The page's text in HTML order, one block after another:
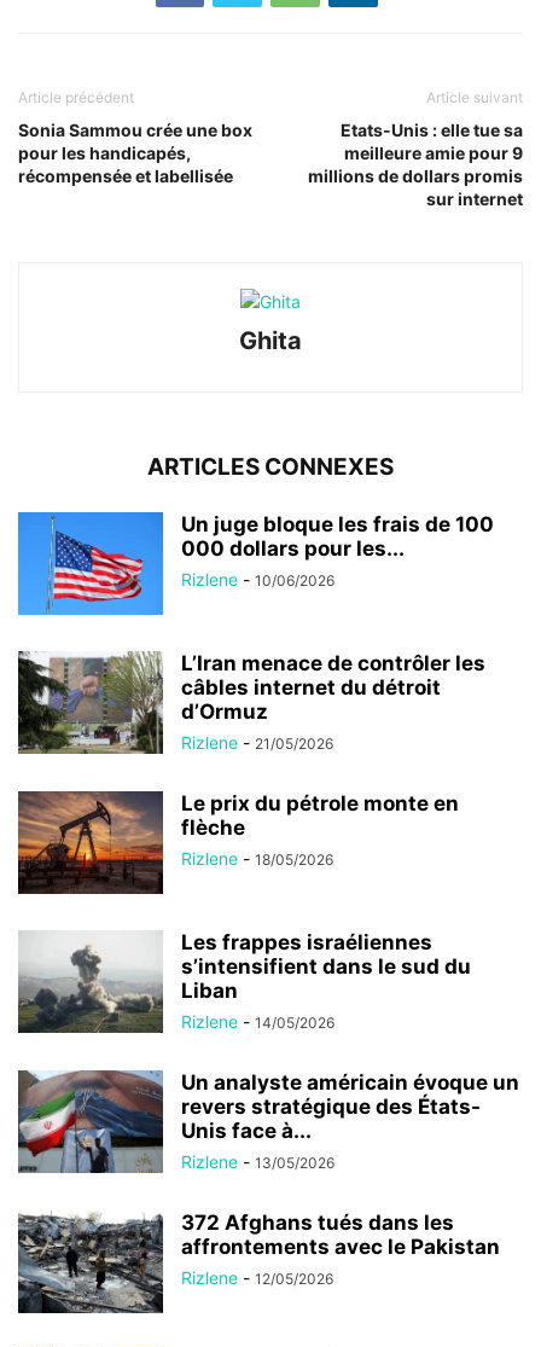
Article précédent
Sonia Sammou crée une box
pour les handicapés,
récompensée et labellisée
Article suivant
Etats-Unis : elle tue sa
meilleure amie pour 9
millions de dollars promis
sur internet
Ghita
ARTICLES CONNEXES
Un juge bloque les frais de 100
000 dollars pour les...
Rizlene - 10/06/2026
L’Iran menace de contrôler les
câbles internet du détroit
d’Ormuz
Rizlene - 21/05/2026
Le prix du pétrole monte en
flèche
Rizlene - 18/05/2026
Les frappes israéliennes
s’intensifient dans le sud du
Liban
Rizlene - 14/05/2026
Un analyste américain évoque un
revers stratégique des États-
Unis face à...
Rizlene - 13/05/2026
372 Afghans tués dans les
affrontements avec le Pakistan
Rizlene - 12/05/2026